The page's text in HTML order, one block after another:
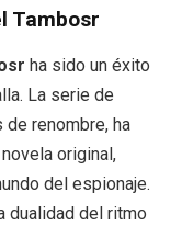
Tambosr
ha sido un éxito
La serie de
renombre, ha
original,
del espionaje.
dualidad del ritmo